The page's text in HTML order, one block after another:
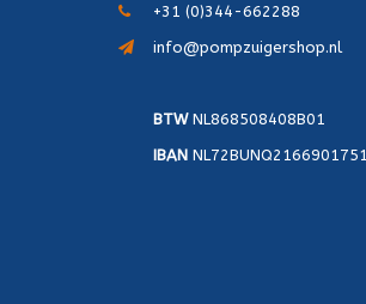
+31 (0)344-662288
info@pompzuigershop.nl
BTWNL868508408B01
IBANNL72BUNQ2166901751